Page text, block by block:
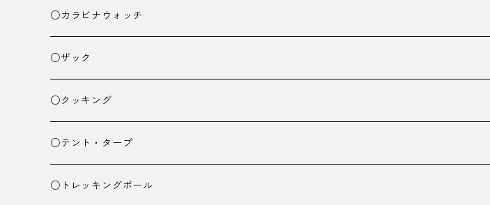
○カラビナウォッチ
○ザック
ザック
スタッフバッグ
ザック小物
○クッキング
クッカー
バーナー
○テント・タープ
テント
○トレッキングポール